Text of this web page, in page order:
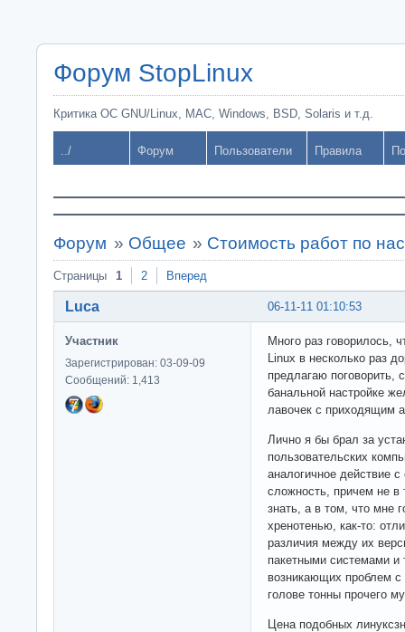
Форум StopLinux
Критика ОС GNU/Linux, MAC, Windows, BSD, Solaris и т.д.
../ Форум Пользователи Правила
Форум » Общее » Стоимость работ по
Страницы 1 2 Вперед
06-11-11 01:10:53
Luca
Участник
Зарегистрирован: 03-09-09
Сообщений: 1,413
Много раз говорилось,
Linux в несколько раз
предлагаю поговорить,
банальной настройке
лавочек с приходящим
Лично я бы брал за
пользовательских
аналогичное действие
сложность, причем не
знать, а в том, что мне
хренотенью, как-то:
различия между их
пакетными системами и
возникающих проблем
голове тонны прочего
Цена подобных